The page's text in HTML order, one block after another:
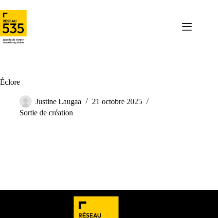
Éclore
Justine Laugaa
21 octobre 2025
Sortie de création